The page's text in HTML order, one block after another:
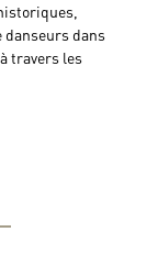
danseurs dans
travers les